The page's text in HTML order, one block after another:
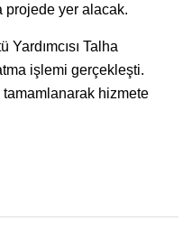
projede yer alacak.
Talha
işlemi gerçekleşti.
tamamlanarak hizmete